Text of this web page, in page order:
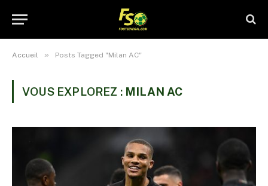
Accueil » Posts Tagged "Milan AC"
VOUS EXPLOREZ : MILAN AC